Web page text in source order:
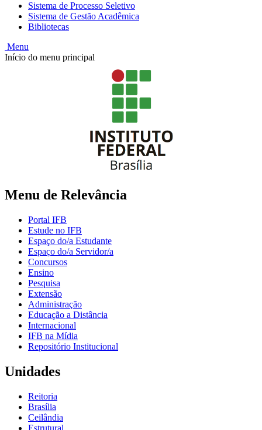
Sistema de Processo Seletivo
Sistema de Gestão Acadêmica
Bibliotecas
Menu
Início do menu principal
Menu de Relevância
Portal IFB
Estude no IFB
Espaço do/a Estudante
Espaço do/a Servidor/a
Concursos
Ensino
Pesquisa
Extensão
Administração
Educação a Distância
Internacional
IFB na Mídia
Repositório Institucional
Unidades
Reitoria
Brasília
Ceilândia
Estrutural